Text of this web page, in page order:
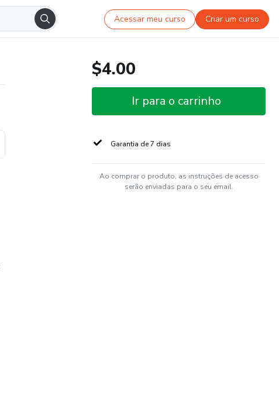
Acessar meu curso Criar um curso
$4.00
Ir para o carrinho
Garantia de 7 dias
Ao comprar o produto, as instruções de acesso
serão enviadas para o seu email.